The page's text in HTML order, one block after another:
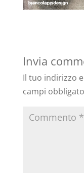
Invia
Il tuo indirizzo
campi